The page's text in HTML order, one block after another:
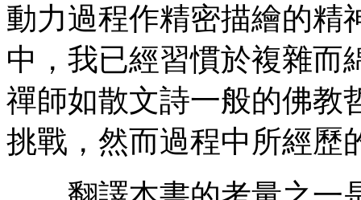
動力過程作精密描繪的精
中，我已經習慣於複雜而
禪師如散文詩一般的佛教
挑戰，然而過程中所經歷